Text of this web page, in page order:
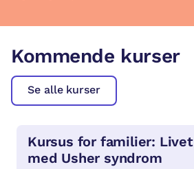
Kommende kurser
Se alle kurser
Kursus for familier: Livet
med Usher syndrom